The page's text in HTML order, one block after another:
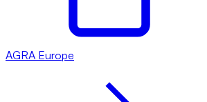
AGRA Europe